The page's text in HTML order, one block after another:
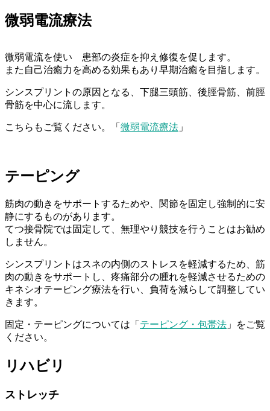
微弱電流療法
微弱電流を使い 患部の炎症を抑え修復を促します。
また自己治癒力を高める効果もあり早期治癒を目指します。
シンスプリントの原因となる、下腿三頭筋、後脛骨筋、前脛
骨筋を中心に流します。
こちらもご覧ください。「 微弱電流療法 」
テーピング
筋肉の動きをサポートするためや、関節を固定し強制的に安
静にするものがあります。
てつ接骨院では固定して、無理やり競技を行うことはお勧め
しません。
シンスプリントはスネの内側のストレスを軽減するため、筋
肉の動きをサポートし、疼痛部分の腫れを軽減させるための
キネシオテーピング療法を行い、負荷を減らして調整してい
きます。
固定・テーピングについては「 テーピング・包帯法 」をご覧
ください。
リハビリ
ストレッチ